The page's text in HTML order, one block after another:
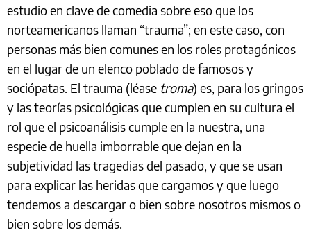
estudio en clave de comedia sobre eso que los
norteamericanos llaman “trauma”; en este caso, con
personas más bien comunes en los roles protagónicos
en el lugar de un elenco poblado de famosos y
sociópatas. El trauma (léase troma) es, para los gringos
y las teorías psicológicas que cumplen en su cultura el
rol que el psicoanálisis cumple en la nuestra, una
especie de huella imborrable que dejan en la
subjetividad las tragedias del pasado, y que se usan
para explicar las heridas que cargamos y que luego
tendemos a descargar o bien sobre nosotros mismos o
bien sobre los demás.